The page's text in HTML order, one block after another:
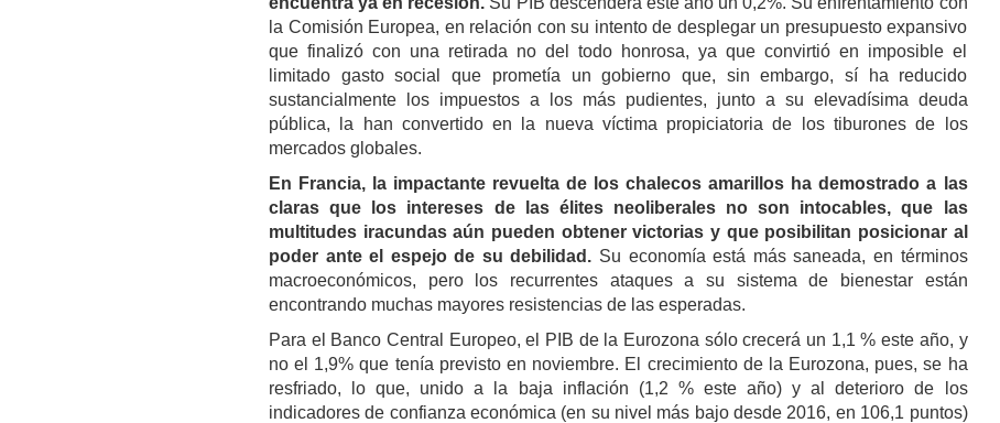
la Comisión Europea, en relación con su intento de desplegar un presupuesto expansivo
que finalizó con una retirada no del todo honrosa, ya que convirtió en imposible el
limitado gasto social que prometía un gobierno que, sin embargo, sí ha reducido
sustancialmente los impuestos a los más pudientes, junto a su elevadísima deuda
pública, la han convertido en la nueva víctima propiciatoria de los tiburones de los
mercados globales.
En Francia, la impactante revuelta de los chalecos amarillos ha demostrado a las
claras que los intereses de las élites neoliberales no son intocables, que las
multitudes iracundas aún pueden obtener victorias y que posibilitan posicionar al
poder ante el espejo de su debilidad. Su economía está más saneada, en términos
macroeconómicos, pero los recurrentes ataques a su sistema de bienestar están
encontrando muchas mayores resistencias de las esperadas.
Para el Banco Central Europeo, el PIB de la Eurozona sólo crecerá un 1,1 % este año, y
no el 1,9% que tenía previsto en noviembre. El crecimiento de la Eurozona, pues, se ha
resfriado, lo que, unido a la baja inflación (1,2 % este año) y al deterioro de los
indicadores de confianza económica (en su nivel más bajo desde 2016, en 106,1 puntos)